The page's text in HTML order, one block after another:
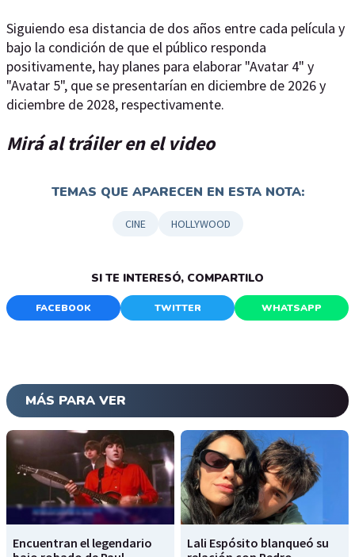
Siguiendo esa distancia de dos años entre cada película y
bajo la condición de que el público responda
positivamente, hay planes para elaborar "Avatar 4" y
"Avatar 5", que se presentarían en diciembre de 2026 y
diciembre de 2028, respectivamente.
Mirá al tráiler en el video
TEMAS QUE APARECEN EN ESTA NOTA:
CINE HOLLYWOOD
SI TE INTERESÓ, COMPARTILO
FACEBOOK TWITTER WHATSAPP
MÁS PARA VER
Encuentran el legendario
Lali Espósito blanqueó su